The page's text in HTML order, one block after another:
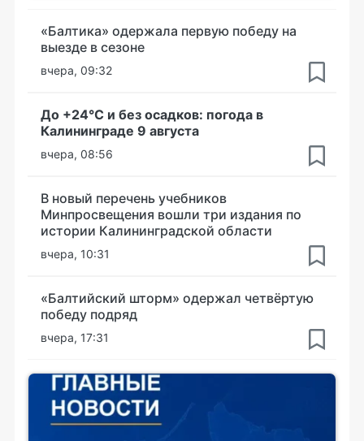
«Балтика» одержала первую победу на
выезде в сезоне
вчера, 09:32
До +24°С и без осадков: погода в
Калининграде 9 августа
вчера, 08:56
В новый перечень учебников
Минпросвещения вошли три издания по
истории Калининградской области
вчера, 10:31
«Балтийский шторм» одержал четвёртую
победу подряд
вчера, 17:31